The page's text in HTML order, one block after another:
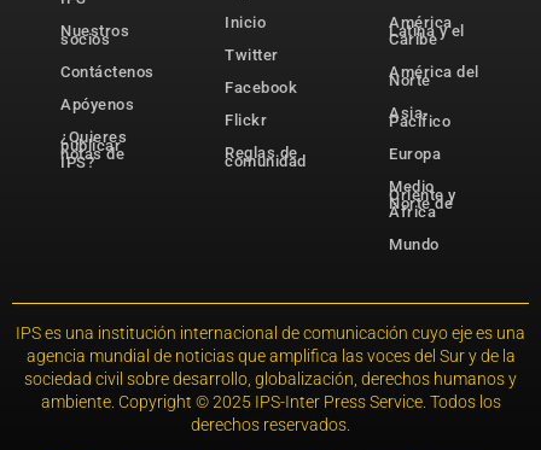
Nuestros
socios
Contáctenos
Apóyenos
¿Quieres
publicar
notas de
IPS?
Inicio
Twitter
Facebook
Flickr
Reglas de
comunidad
América
Latina y el
Caribe
América del
Norte
Asia-
Pacífico
Europa
Medio
Oriente y
Norte de
África
Mundo
IPS es una institución internacional de comunicación cuyo eje es una
agencia mundial de noticias que amplifica las voces del Sur y de la
sociedad civil sobre desarrollo, globalización, derechos humanos y
ambiente. Copyright © 2025 IPS-Inter Press Service. Todos los
derechos reservados.